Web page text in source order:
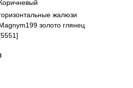
Коричневый
жалюзи
золото глянец